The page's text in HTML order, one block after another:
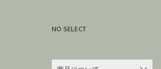
NO SELECT